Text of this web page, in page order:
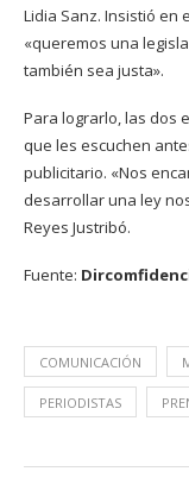
Lidia Sanz. Insistió en
«queremos una
también sea justa».
Para lograrlo, las dos
que les escuchen
publicitario. «Nos
desarrollar una ley
Reyes Justribó.
Fuente:
COMUNICACIÓN
PERIODISTAS